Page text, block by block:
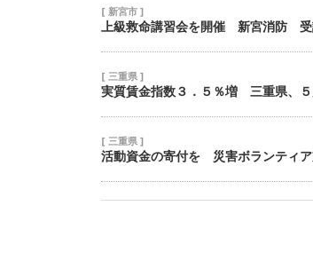
[ 新宮市 ]
上級救命講習会を開催 新宮消防 受
[ 三重県 ]
実質賃金指数３．５％増 三重県、
[ 三重県 ]
活動資金の寄付を 災害ボランティ